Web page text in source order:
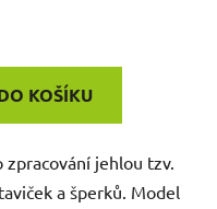
KOŠÍKU
zpracování jehlou tzv.
a šperků. Model